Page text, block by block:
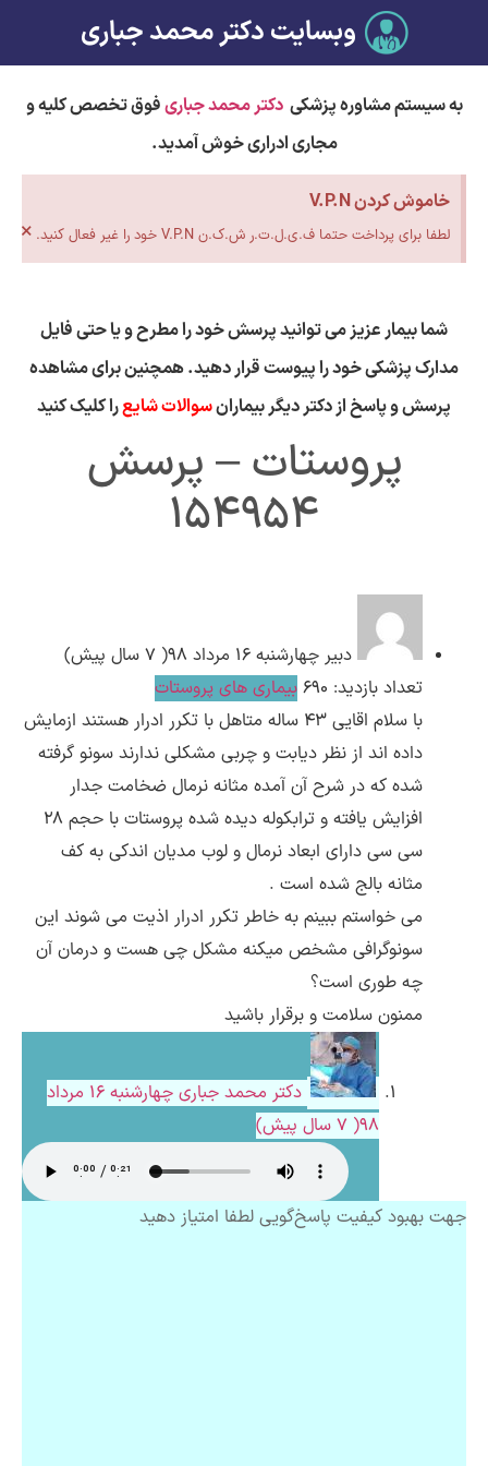
وبسایت دکتر محمد جباری
به سیستم مشاوره پزشکیدکتر محمد جباریفوق تخصص کلیه و
مجاری ادراری خوش آمدید.
خاموش کردن V.P.N
لطفا برای پرداخت حتما ف.ی.ل.ت.ر ش.ک.ن V.P.N خود را غیر فعال کنید. ×
شما بیمار عزیز می توانید پرسش خود را مطرح و یا حتی فایل
مدارک پزشکی خود را پیوست قرار دهید. همچنین برای مشاهده
پرسش و پاسخ از دکتر دیگر بیمارانسوالات شایعرا کلیک کنید
پروستات – پرسش
154954
دبیر چهارشنبه ۱۶ مرداد ۹۸( 7 سال پیش)
تعداد بازدید: 690
بیماری های پروستات
با سلام اقایی 43 ساله متاهل با تکرر ادرار هستند ازمایش
داده اند از نظر دیابت و چربی مشکلی ندارند سونو گرفته
شده که در شرح آن آمده مثانه نرمال ضخامت جدار
افزایش یافته و ترابکوله دیده شده پروستات با حجم 28
سی سی دارای ابعاد نرمال و لوب مدیان اندکی به کف
مثانه بالج شده است .
می خواستم ببینم به خاطر تکرر ادرار اذیت می شوند این
سونوگرافی مشخص میکنه مشکل چی هست و درمان آن
چه طوری است؟
ممنون سلامت و برقرار باشید
دکتر محمد جباری
چهارشنبه ۱۶ مرداد
۹۸( 7 سال پیش)
جهت بهبود کیفیت پاسخ‌گویی لطفا امتیاز دهید